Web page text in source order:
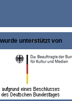
wurde unterstützt von